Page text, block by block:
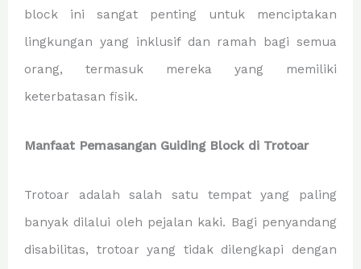
block ini sangat penting untuk menciptakan
lingkungan yang inklusif dan ramah bagi semua
orang, termasuk mereka yang memiliki
keterbatasan fisik.
Manfaat Pemasangan Guiding Block di Trotoar
Trotoar adalah salah satu tempat yang paling
banyak dilalui oleh pejalan kaki. Bagi penyandang
disabilitas, trotoar yang tidak dilengkapi dengan